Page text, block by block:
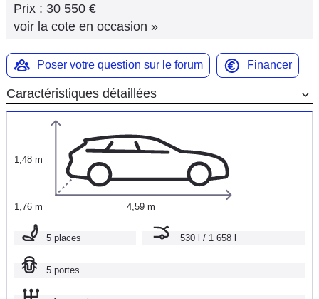
Marques
Prix : 30 550 €
voir la cote en occasion »
Poser votre question sur le forum Financer
Caractéristiques détaillées
1,48 m
1,76 m 4,59 m
5 places 530 l / 1 658 l
5 portes